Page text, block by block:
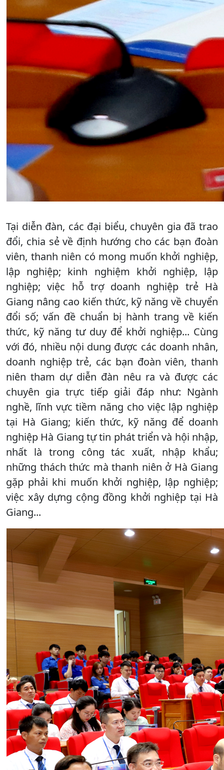
Tại diễn đàn, các đại biểu, chuyên gia đã trao
đổi, chia sẻ về định hướng cho các bạn đoàn
viên, thanh niên có mong muốn khởi nghiệp,
lập nghiệp; kinh nghiệm khởi nghiệp, lập
nghiệp; việc hỗ trợ doanh nghiệp trẻ Hà
Giang nâng cao kiến thức, kỹ năng về chuyển
đổi số; vấn đề chuẩn bị hành trang về kiến
thức, kỹ năng tư duy để khởi nghiệp... Cùng
với đó, nhiều nội dung được các doanh nhân,
doanh nghiệp trẻ, các bạn đoàn viên, thanh
niên tham dự diễn đàn nêu ra và được các
chuyên gia trực tiếp giải đáp như: Ngành
nghề, lĩnh vực tiềm năng cho việc lập nghiệp
tại Hà Giang; kiến thức, kỹ năng để doanh
nghiệp Hà Giang tự tin phát triển và hội nhập,
nhất là trong công tác xuất, nhập khẩu;
những thách thức mà thanh niên ở Hà Giang
gặp phải khi muốn khởi nghiệp, lập nghiệp;
việc xây dựng cộng đồng khởi nghiệp tại Hà
Giang...